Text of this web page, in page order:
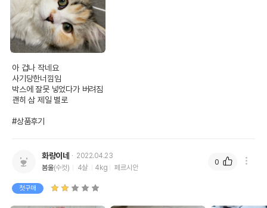
아 겁나 작네요
사기당한너낌임
박스에 잘못 넣었다가 버려짐
괜히 삼 제일 별로
#상품후기
화랑이네
2022.04.23
봄울(수컷) 4살 4kg 페르시안
첫구매
0